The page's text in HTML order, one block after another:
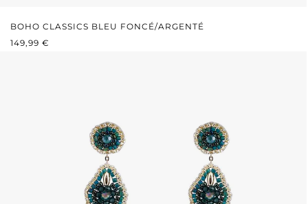
BOHO CLASSICS BLEU FONCÉ/ARGENTÉ
PRIX RÉGULIER :
149,99 €